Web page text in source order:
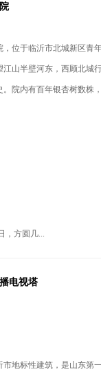
，位于临沂市北城新区青
江山半壁河东，西顾北城
院内有百年银杏树数
，方圆几...
电视塔
地标性建筑，是山东第